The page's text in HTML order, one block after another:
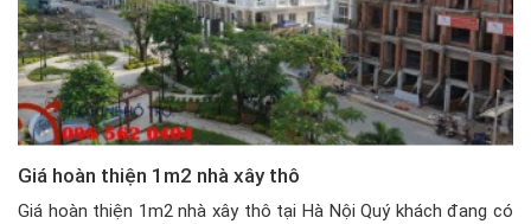
Giá hoàn thiện 1m2 nhà xây thô
Giá hoàn thiện 1m2 nhà xây thô tại Hà Nội Quý khách đang có